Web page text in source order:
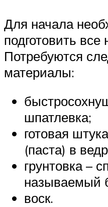
Для начала
подготовить
Потребуются
материалы:
шпатлевка;
готовая
(паста) в
грунтовка –
называемый
воск.